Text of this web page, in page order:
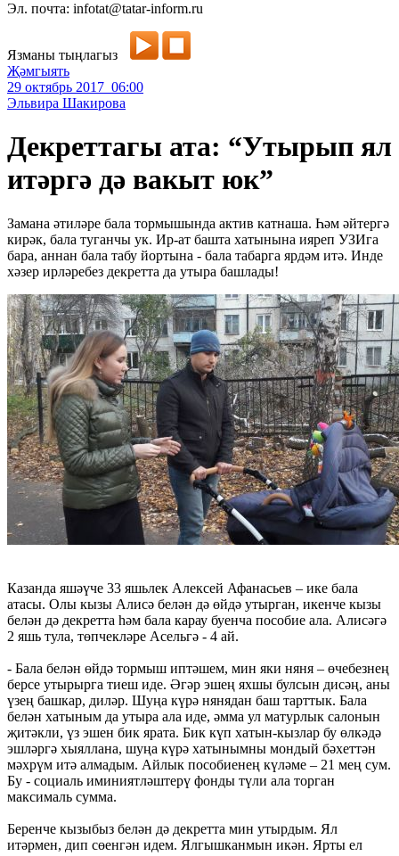
Эл. почта: infotat@tatar-inform.ru
Язманы тыңлагыз
Җәмгыять
29 октябрь 2017 06:00
Эльвира Шакирова
Декреттагы ата: “Утырып ял
итәргә дә вакыт юк”
Замана әтиләре бала тормышында актив катнаша. Һәм әйтергә
кирәк, бала туганчы ук. Ир-ат башта хатынына ияреп УЗИга
бара, аннан бала табу йортына - бала табарга ярдәм итә. Инде
хәзер ирләребез декретта да утыра башлады!
Казанда яшәүче 33 яшьлек Алексей Афанасьев – ике бала
атасы. Олы кызы Алисә белән дә өйдә утырган, икенче кызы
белән дә декретта һәм бала карау буенча пособие ала. Алисәгә
2 яшь тула, төпчекләре Асельгә - 4 ай.
- Бала белән өйдә тормыш иптәшем, мин яки няня – өчебезнең
берсе утырырга тиеш иде. Әгәр эшең яхшы булсын дисәң, аны
үзең башкар, диләр. Шуңа күрә нянядан баш тарттык. Бала
белән хатыным да утыра ала иде, әмма ул матурлык салонын
җитәкли, үз эшен бик ярата. Бик күп хатын-кызлар бу өлкәдә
эшләргә хыяллана, шуңа күрә хатынымны мондый бәхеттән
мәхрүм итә алмадым. Айлык пособиенең күләме – 21 мең сум.
Бу - социаль иминиятләштерү фонды түли ала торган
максималь сумма.
Беренче кызыбыз белән дә декретта мин утырдым. Ял
итәрмен, дип сөенгән идем. Ялгышканмын икән. Ярты ел